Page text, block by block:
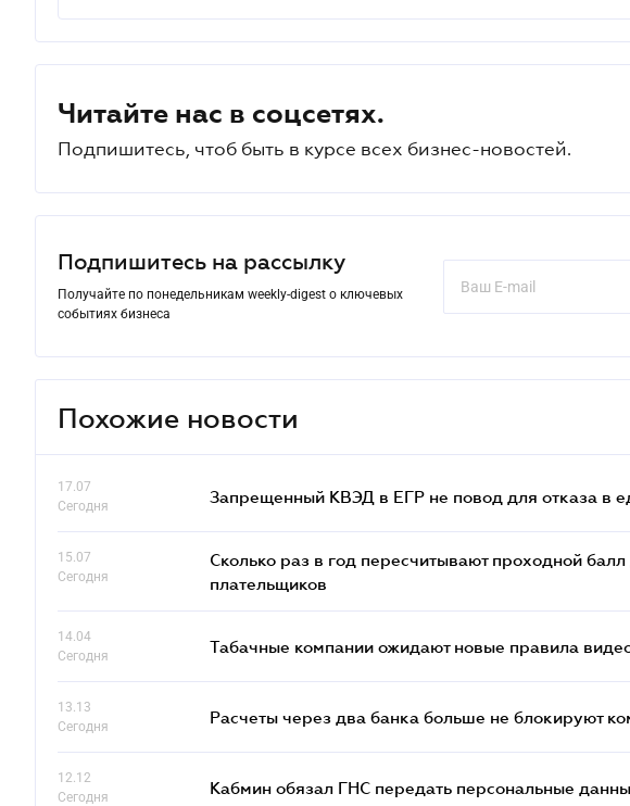
Читайте нас в соцсетях.
Подпишитесь, чтоб быть в курсе всех бизнес-новостей.
Подпишитесь на рассылку
Получайте по понедельникам weekly-digest о ключевых
событиях бизнеса
Похожие новости
17.07
Сегодня
Запрещенный КВЭД в ЕГР не повод для отказа в
15.07
Сегодня
Сколько раз в год пересчитывают проходной
плательщиков
14.04
Сегодня
Табачные компании ожидают новые правила
13.13
Сегодня
Расчеты через два банка больше не блокируют
12.12
Сегодня
Кабмин обязал ГНС передать персональные